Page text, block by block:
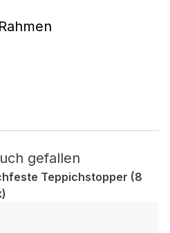
gefallen
Teppichstopper (8
verwendet, um Benutzer über
Das Ziel ist es, Anzeigen
Benutzer relevant und
wertvoller für Herausgeber und
sind solche, die
keiner Kategorie zugeordnet